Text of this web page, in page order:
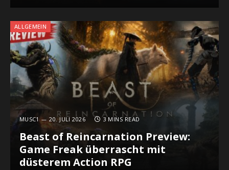
ALLGEMEIN
MUSC1 20. JULI 2026 3 MINS READ
Beast of Reincarnation Preview:
Game Freak überrascht mit
düsterem Action RPG